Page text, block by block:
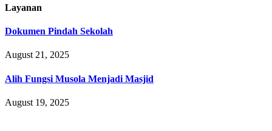
Layanan
Dokumen Pindah Sekolah
August 21, 2025
Alih Fungsi Musola Menjadi Masjid
August 19, 2025